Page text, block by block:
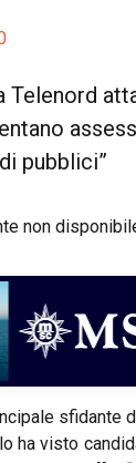
Telenord
pubblici”
non
sfidante
ha visto